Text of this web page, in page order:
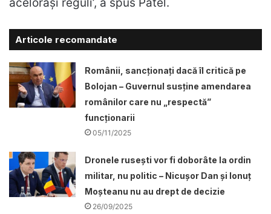
Articole recomandate
Românii, sancționați dacă îl critică pe
Bolojan – Guvernul susține amendarea
românilor care nu „respectă”
funcționarii
05/11/2025
Dronele ruseşti vor fi doborâte la ordin
militar, nu politic – Nicușor Dan și Ionuț
Moșteanu nu au drept de decizie
26/09/2025